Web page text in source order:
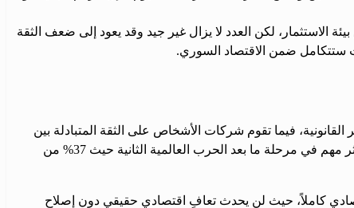
الاستثمار، لكن العدد لا يزال غير جيد وقد يعود إلى ضعف الثقة
فيما تقوم شركات الأشخاص على الثقة المتبادلة بين
الشركاء ويتراوح عددها وفقاً لحجمها الصغير ومواردها المالية المحدودة، وتلعب هذه الشركات دوراً هاماً في التعافي الاقتصادي، وقد كان لها أثر مهم في مرحلة ما بعد الحرب العالمية الثانية حيث 37% من
التعافي الاقتصادي كاملاً، حيث لن يحدث تعافٍ اقتصادي حقيقي دون إصلاح